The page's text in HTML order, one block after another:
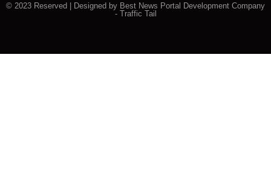
© 2023 Reserved | Designed by Best News Portal Development Company
- Traffic Tail